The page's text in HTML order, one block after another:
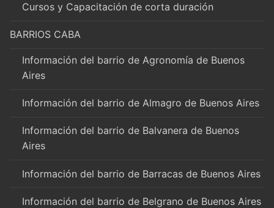
Cursos y Capacitación de corta duración
BARRIOS CABA
Información del barrio de Agronomía de Buenos
Aires
Información del barrio de Almagro de Buenos Aires
Información del barrio de Balvanera de Buenos
Aires
Información del barrio de Barracas de Buenos Aires
Información del barrio de Belgrano de Buenos Aires